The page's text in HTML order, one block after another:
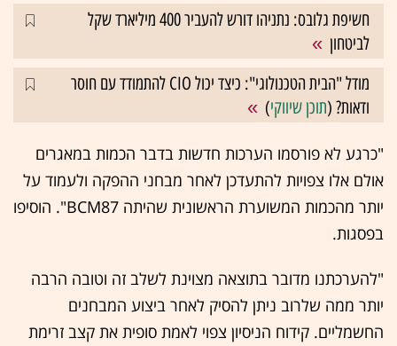
חשיפת גלובס: נתניהו דורש להעביר 400 מיליארד שקל
לביטחון
מודל "הבית הטכנולוגי": כיצד יכול CIO להתמודד עם חוסר
ודאות? (תוכן שיווקי)
"כרגע לא פורסמו הערכות חדשות בדבר הכמות במאגרים
אולם אלו צפויות להתעדכן לאחר מבחני ההפקה ולעמוד על
יותר מהכמות המשוערת הראשונית שהיתה BCM87". הוסיפו
בפסגות.
"להערכתנו מדובר בתוצאה מצוינת לשלב זה וטובה הרבה
יותר ממה שלרוב ניתן להסיק לאחר ביצוע המבחנים
החשמליים. קידוח הניסיון צפוי לאמת סופית את קצב זרימת